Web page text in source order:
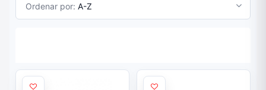
Ordenar por: A-Z